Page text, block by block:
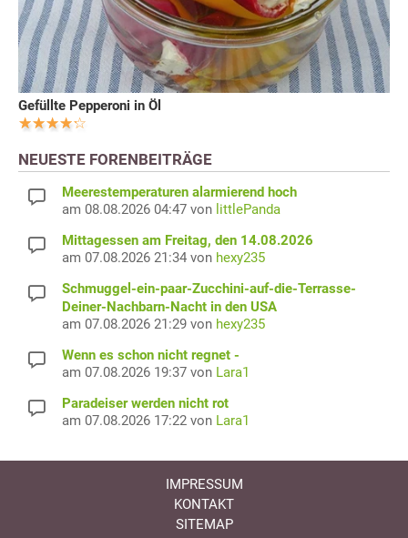
Gefüllte Pepperoni in Öl
NEUESTE FORENBEITRÄGE
Meerestemperaturen alarmierend hoch
am 08.08.2026 04:47 von littlePanda
Mittagessen am Freitag, den 14.08.2026
am 07.08.2026 21:34 von hexy235
Schmuggel-ein-paar-Zucchini-auf-die-Terrasse-
Deiner-Nachbarn-Nacht in den USA
am 07.08.2026 21:29 von hexy235
Wenn es schon nicht regnet -
am 07.08.2026 19:37 von Lara1
Paradeiser werden nicht rot
am 07.08.2026 17:22 von Lara1
IMPRESSUM
KONTAKT
SITEMAP